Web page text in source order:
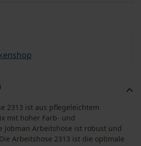
2313 ist aus pflegeleichtem
mit hoher Farb- und
Jobman Arbeitshose ist robust und
Arbeitshose 2313 ist die optimale